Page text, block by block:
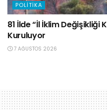
POLITIKA
81 İlde “İl İklim
Kuruluyor
7 AĞUSTOS 2026